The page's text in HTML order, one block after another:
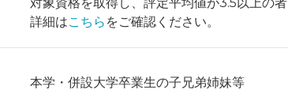
詳細はこちら をご確認ください。
本学・併設大学卒業生の子兄弟姉妹等